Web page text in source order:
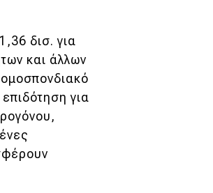
δισ. για
και άλλων
για